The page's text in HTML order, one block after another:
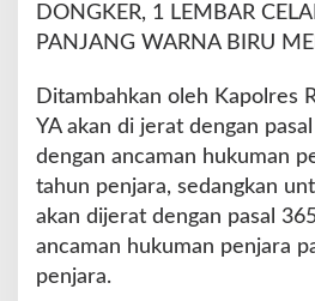
DONGKER, 1 LEMBAR
PANJANG WARNA BIRU
Ditambahkan oleh Kapolres
YA akan di jerat dengan
dengan ancaman hukuman
tahun penjara, sedangkan
akan dijerat dengan pasal
ancaman hukuman penjara
penjara.